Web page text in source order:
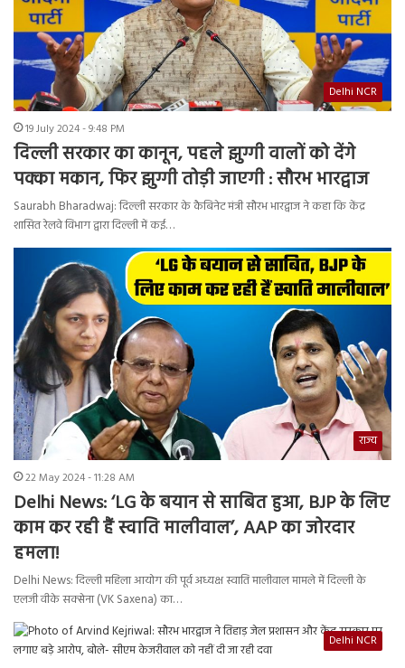
Delhi NCR
19 July 2024 - 9:48 PM
दिल्ली सरकार का कानून, पहले झुग्गी वालों को देंगे
पक्का मकान, फिर झुग्गी तोड़ी जाएगी : सौरभ भारद्वाज
Saurabh Bharadwaj: दिल्ली सरकार के कैबिनेट मंत्री सौरभ भारद्वाज ने कहा कि केंद्र
शासित रेलवे विभाग द्वारा दिल्ली में कई…
राज्य
22 May 2024 - 11:28 AM
Delhi News: ‘LG के बयान से साबित हुआ, BJP के लिए
काम कर रही हैं स्वाति मालीवाल’, AAP का जोरदार
हमला!
Delhi News: दिल्ली महिला आयोग की पूर्व अध्यक्ष स्वाति मालीवाल मामले में दिल्ली के
एलजी वीके सक्सेना (VK Saxena) का…
Delhi NCR